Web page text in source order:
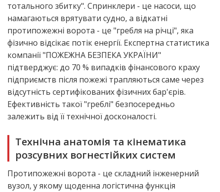
тотального збитку". Спринклери - це насоси, що
намагаються врятувати судно, а відкатні
протипожежні ворота - це "гребля на річці", яка
фізично відсікає потік енергії. Експертна статистика
компанії "ПОЖЕЖНА БЕЗПЕКА УКРАЇНИ"
підтверджує: до 70 % випадків фінансового краху
підприємств після пожежі трапляються саме через
відсутність сертифікованих фізичних бар'єрів.
Ефективність такої "греблі" безпосередньо
залежить від її технічної досконалості.
Технічна анатомія та кінематика
розсувних вогнестійких систем
Протипожежні ворота - це складний інженерний
вузол, у якому щоденна логістична функція